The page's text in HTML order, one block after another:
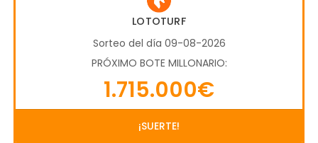
LOTOTURF
Sorteo del día 09-08-2026
PRÓXIMO BOTE MILLONARIO:
1.715.000€
¡SUERTE!